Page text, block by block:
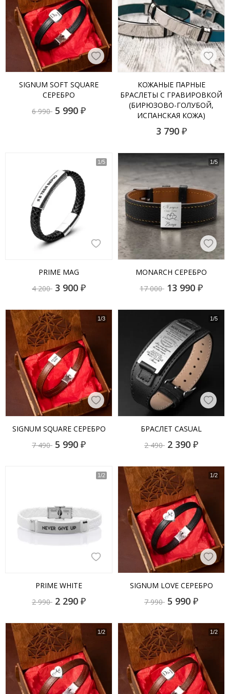
SIGNUM SOFT SQUARE
СЕРЕБРО
6 990 5 990 ₽
КОЖАНЫЕ ПАРНЫЕ
БРАСЛЕТЫ С ГРАВИРОВКОЙ
(БИРЮЗОВО-ГОЛУБОЙ,
ИСПАНСКАЯ КОЖА)
3 790 ₽
PRIME MAG
4 200 3 900 ₽
MONARCH СЕРЕБРО
17 000 13 990 ₽
SIGNUM SQUARE СЕРЕБРО
7 490 5 990 ₽
БРАСЛЕТ CASUAL
2 490 2 390 ₽
PRIME WHITE
2 990 2 290 ₽
SIGNUM LOVE СЕРЕБРО
7 990 5 990 ₽